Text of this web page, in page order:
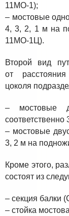
11МО-1);
– мостовые
4, 3, 2, 1 м на
11МО-1Ц).
Второй вид
от
цоколя
– мостовые
– мостовые
3, 2 м на
Кроме этого,
состоят из
– секция балки
– стойка